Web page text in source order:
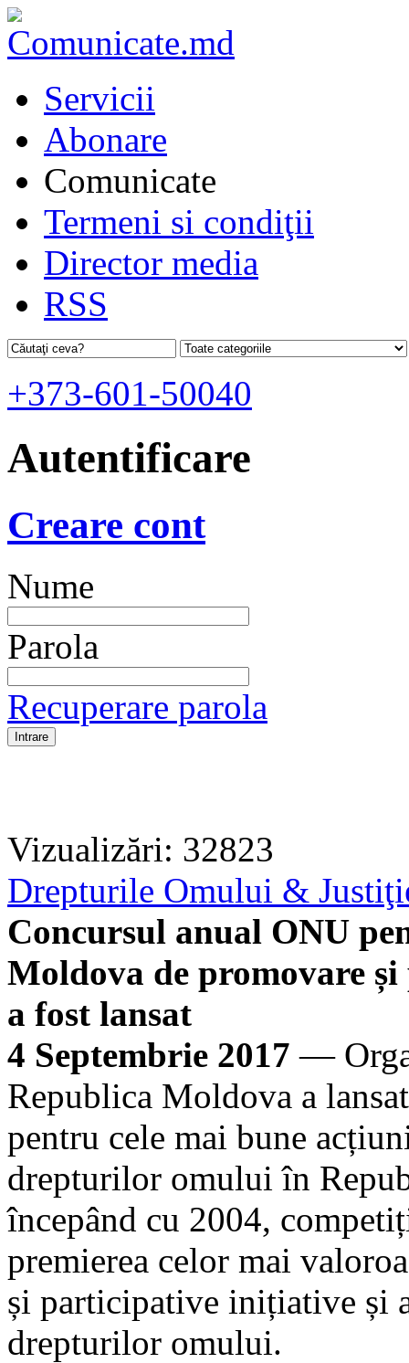
Servicii
Abonare
Comunicate
Termeni si condiţii
Director media
RSS
+373-601-50040
Autentificare
Creare cont
Nume
Parola
Recuperare parola
Vizualizări: 32823
Drepturile Omului &
Concursul anual ONU
Moldova de promovare
a fost lansat
4 Septembrie 2017 —
Republica Moldova a
pentru cele mai bune
drepturilor omului în
începând cu 2004,
premierea celor mai
și participative inițiative și
drepturilor omului.